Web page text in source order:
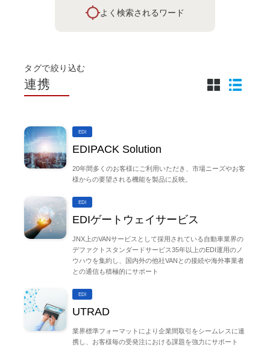
よく検索されるワード
タグで絞り込む
連携
EDI
EDIPACK Solution
20年間多くのお客様にご利用いただき、市場ニーズやお客
様からの要望される機能を製品に反映。
EDI
EDIゲートウェイサービス
JNX上のVANサービスとして採用されている自動車業界の
デファクトスタンダードサービス35年以上のEDI運用のノ
ウハウを集約し、国内外の他社VANとの接続や海外事業者
との通信も積極的にサポート
EDI
UTRAD
業界標準フォーマットにより企業間取引をシームレスに連
携し、お客様毎の受発注における課題を強力にサポート